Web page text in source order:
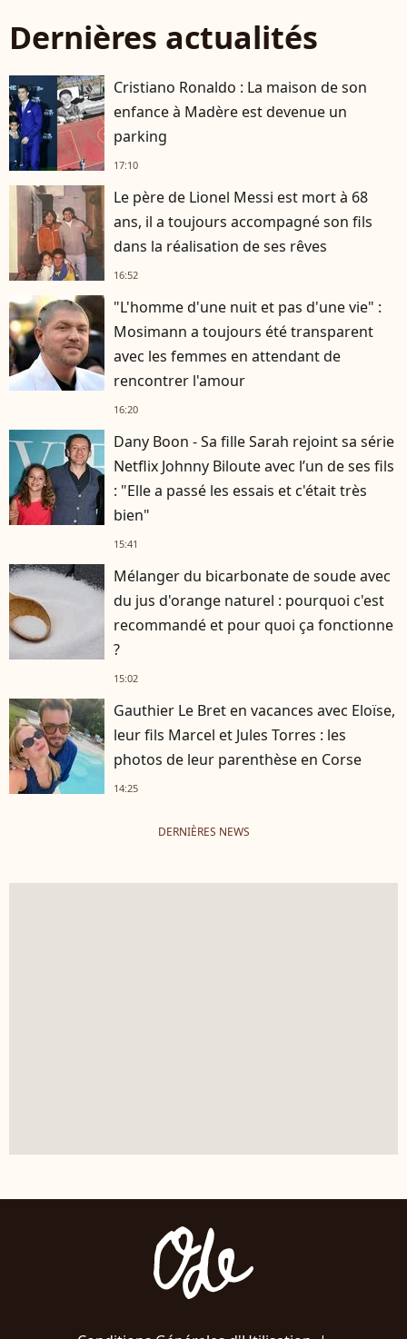
Dernières actualités
Cristiano Ronaldo : La maison de son
enfance à Madère est devenue un
parking
17:10
Le père de Lionel Messi est mort à 68
ans, il a toujours accompagné son fils
dans la réalisation de ses rêves
16:52
"L'homme d'une nuit et pas d'une vie" :
Mosimann a toujours été transparent
avec les femmes en attendant de
rencontrer l'amour
16:20
Dany Boon - Sa fille Sarah rejoint sa série
Netflix Johnny Biloute avec l’un de ses fils
: "Elle a passé les essais et c'était très
bien"
15:41
Mélanger du bicarbonate de soude avec
du jus d'orange naturel : pourquoi c'est
recommandé et pour quoi ça fonctionne
?
15:02
Gauthier Le Bret en vacances avec Eloïse,
leur fils Marcel et Jules Torres : les
photos de leur parenthèse en Corse
14:25
DERNIÈRES NEWS